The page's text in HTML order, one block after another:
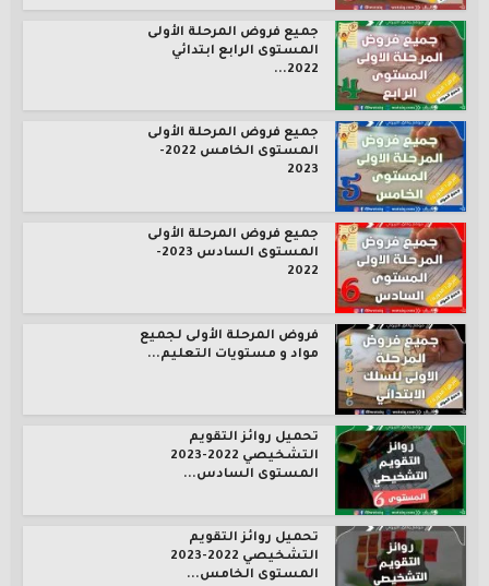
جميع فروض المرحلة الأولى
المستوى الرابع ابتدائي
2022...
جميع فروض المرحلة الأولى
المستوى الخامس 2022-
2023
جميع فروض المرحلة الأولى
المستوى السادس 2023-
2022
فروض المرحلة الأولى لجميع
مواد و مستويات التعليم...
تحميل روائز التقويم
التشخيصي 2022-2023
المستوى السادس...
تحميل روائز التقويم
التشخيصي 2022-2023
المستوى الخامس...